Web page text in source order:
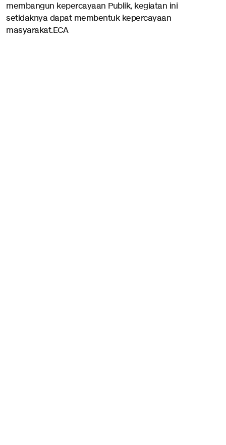
membangun kepercayaan Publik, kegiatan ini
setidaknya dapat membentuk kepercayaan
masyarakat.ECA